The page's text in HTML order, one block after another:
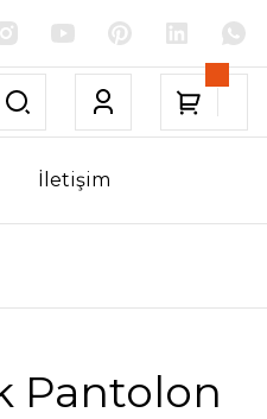
İletişim
Pantolon